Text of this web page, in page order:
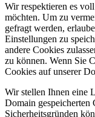
Wir respektieren es
möchten. Um zu
gefragt werden,
Einstellungen zu
andere Cookies
zu können. Wenn Sie
Cookies auf unserer
Wir stellen Ihnen eine
Domain
Sicherheitsgründen